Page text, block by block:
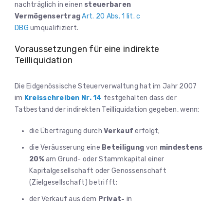
nachträglich in einen steuerbaren
Vermögensertrag Art. 20 Abs. 1 lit. c
DBG umqualifiziert.
Voraussetzungen für eine indirekte
Teilliquidation
Die Eidgenössische Steuerverwaltung hat im Jahr 2007
im Kreisschreiben Nr. 14 festgehalten dass der
Tatbestand der indirekten Teilliquidation gegeben, wenn:
die Übertragung durchVerkauf erfolgt;
die Veräusserung eine Beteiligung von mindestens
20%am Grund- oder Stammkapital einer
Kapitalgesellschaft oder Genossenschaft
(Zielgesellschaft) betrifft;
der Verkauf aus dem Privat- in